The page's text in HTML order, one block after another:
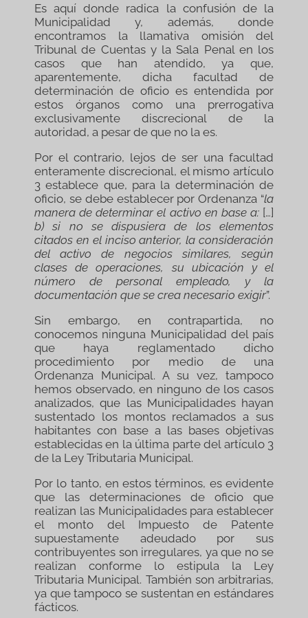
Es aquí donde radica la confusión de la
Municipalidad y, además, donde
encontramos la llamativa omisión del
Tribunal de Cuentas y la Sala Penal en los
casos que han atendido, ya que,
aparentemente, dicha facultad de
determinación de oficio es entendida por
estos órganos como una prerrogativa
exclusivamente discrecional de la
autoridad, a pesar de que no la es.
Por el contrario, lejos de ser una facultad
enteramente discrecional, el mismo artículo
3 establece que, para la determinación de
oficio, se debe establecer por Ordenanza “la
manera de determinar el activo en base a: […]
b) si no se dispusiera de los elementos
citados en el inciso anterior, la consideración
del activo de negocios similares, según
clases de operaciones, su ubicación y el
número de personal empleado, y la
documentación que se crea necesario exigir”.
Sin embargo, en contrapartida, no
conocemos ninguna Municipalidad del país
que haya reglamentado dicho
procedimiento por medio de una
Ordenanza Municipal. A su vez, tampoco
hemos observado, en ninguno de los casos
analizados, que las Municipalidades hayan
sustentado los montos reclamados a sus
habitantes con base a las bases objetivas
establecidas en la última parte del artículo 3
de la Ley Tributaria Municipal.
Por lo tanto, en estos términos, es evidente
que las determinaciones de oficio que
realizan las Municipalidades para establecer
el monto del Impuesto de Patente
supuestamente adeudado por sus
contribuyentes son irregulares, ya que no se
realizan conforme lo estipula la Ley
Tributaria Municipal. También son arbitrarias,
ya que tampoco se sustentan en estándares
fácticos.